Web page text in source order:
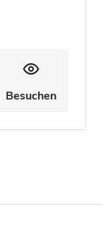
Besuchen